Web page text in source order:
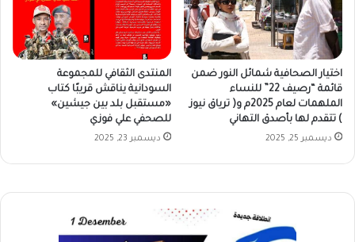
اختيار الصحافية شمائل النور ضمن
قائمة “رصيف 22” للنساء
الملهمات لعام 2025م و( ترياق نيوز
) تتقدم لها بأصدق التهاني
ديسمبر 25, 2025
المنتدى الثقافي للمجموعة
السودانية يناقش قريبًا كتاب
«مستقبل بلد بين جيشين»
للصحفي علي فوزي
ديسمبر 23, 2025